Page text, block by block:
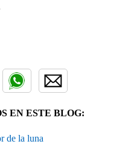
EN ESTE BLOG:
de la luna